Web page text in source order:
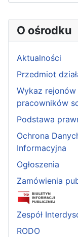
O ośrodku
Aktualności
Przedmiot
Wykaz
pracowników
Podstawa
Ochrona
Informacyjna
Ogłoszenia
Zamówienia
Zespół
RODO